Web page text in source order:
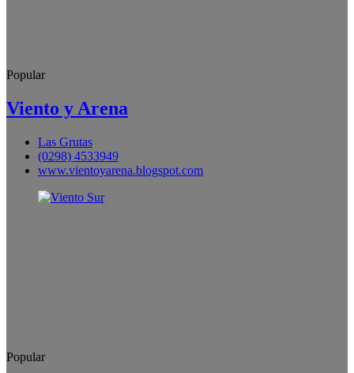
Popular
Viento y Arena
Las Grutas
(0298) 4533949
www.vientoyarena.blogspot.com
Popular